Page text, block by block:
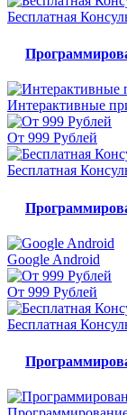
Бесплатная
Интерактивные
От 999 Рублей
Бесплатная
Google Android
От 999 Рублей
Бесплатная